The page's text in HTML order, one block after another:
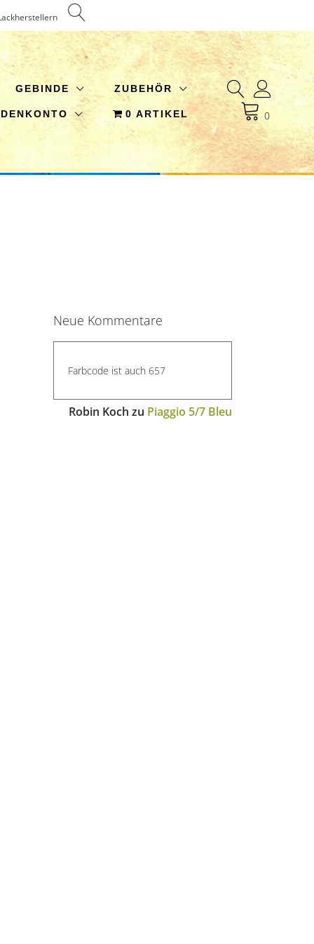
GEBINDE ZUBEHÖR
0 ARTIKEL 0
Neue Kommentare
Farbcode ist auch 657
Robin Koch zu Piaggio 5/7 Bleu